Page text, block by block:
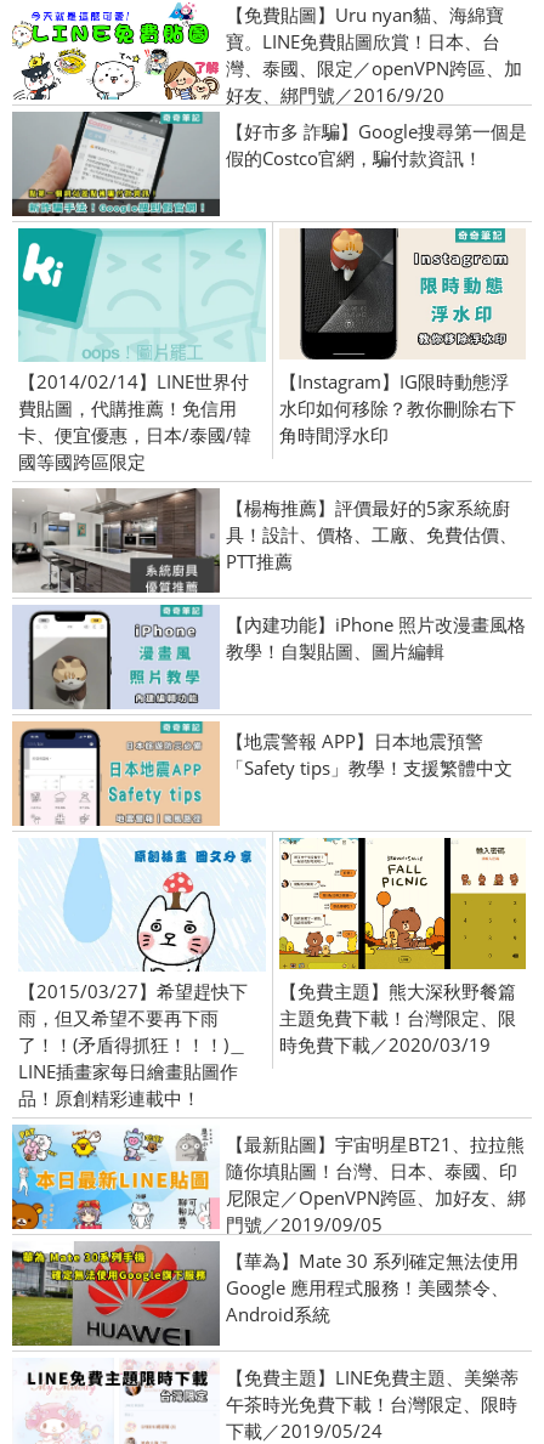
【免費貼圖】Uru nyan貓、海綿寶
寶。LINE免費貼圖欣賞！日本、台
灣、泰國、限定／openVPN跨區、加
好友、綁門號／2016/9/20
【好市多 詐騙】Google搜尋第一個是
假的Costco官網，騙付款資訊！
【2014/02/14】LINE世界付
費貼圖，代購推薦！免信用
卡、便宜優惠，日本/泰國/韓
國等國跨區限定
【Instagram】IG限時動態浮
水印如何移除？教你刪除右下
角時間浮水印
【楊梅推薦】評價最好的5家系統廚
具！設計、價格、工廠、免費估價、
PTT推薦
【內建功能】iPhone 照片改漫畫風格
教學！自製貼圖、圖片編輯
【地震警報 APP】日本地震預警
「Safety tips」教學！支援繁體中文
【2015/03/27】希望趕快下
雨，但又希望不要再下雨
了！！(矛盾得抓狂！！！)＿
LINE插畫家每日繪畫貼圖作
品！原創精彩連載中！
【免費主題】熊大深秋野餐篇
主題免費下載！台灣限定、限
時免費下載／2020/03/19
【最新貼圖】宇宙明星BT21、拉拉熊
隨你填貼圖！台灣、日本、泰國、印
尼限定／OpenVPN跨區、加好友、綁
門號／2019/09/05
【華為】Mate 30 系列確定無法使用
Google 應用程式服務！美國禁令、
Android系統
【免費主題】LINE免費主題、美樂蒂
午茶時光免費下載！台灣限定、限時
下載／2019/05/24